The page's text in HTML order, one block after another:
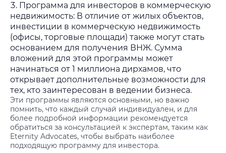
Программа для инвесторов в коммерческую
недвижимость: В отличие от жилых объектов,
инвестиции в коммерческую недвижимость
(офисы, торговые площади) также могут стать
основанием для получения ВНЖ. Сумма
вложений для этой программы может
начинаться от 1 миллиона дирхамов, что
открывает дополнительные возможности для
тех, кто заинтересован в ведении бизнеса.
Эти программы являются основными, но важно
помнить, что каждый случай индивидуален, и для
более подробной информации рекомендуется
обратиться за консультацией к экспертам, таким как
Eternity Advocates, чтобы выбрать наиболее
подходящую программу для инвестора.